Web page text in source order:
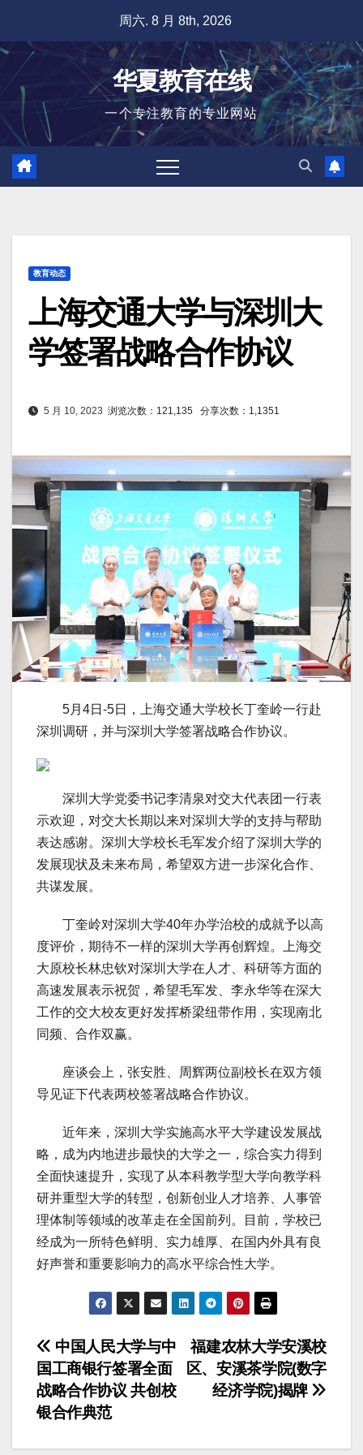
容
周六. 8 月 8th, 2026
华夏教育在线
一个专注教育的专业网站
教育动态
上海交通大学与深圳大
学签署战略合作协议
5 月 10, 2023 浏览次数：121,135 分享次数：1,1351
5月4日-5日，上海交通大学校长丁奎岭一行赴
深圳调研，并与深圳大学签署战略合作协议。
深圳大学党委书记李清泉对交大代表团一行表
示欢迎，对交大长期以来对深圳大学的支持与帮助
表达感谢。深圳大学校长毛军发介绍了深圳大学的
发展现状及未来布局，希望双方进一步深化合作、
共谋发展。
丁奎岭对深圳大学40年办学治校的成就予以高
度评价，期待不一样的深圳大学再创辉煌。上海交
大原校长林忠钦对深圳大学在人才、科研等方面的
高速发展表示祝贺，希望毛军发、李永华等在深大
工作的交大校友更好发挥桥梁纽带作用，实现南北
同频、合作双赢。
座谈会上，张安胜、周辉两位副校长在双方领
导见证下代表两校签署战略合作协议。
近年来，深圳大学实施高水平大学建设发展战
略，成为内地进步最快的大学之一，综合实力得到
全面快速提升，实现了从本科教学型大学向教学科
研并重型大学的转型，创新创业人才培养、人事管
理体制等领域的改革走在全国前列。目前，学校已
经成为一所特色鲜明、实力雄厚、在国内外具有良
好声誉和重要影响力的高水平综合性大学。
文
章
导
福建农林大学安溪校
区、安溪茶学院(数字
经济学院)揭牌
中国人民大学与中
国工商银行签署全面
战略合作协议 共创校
银合作典范